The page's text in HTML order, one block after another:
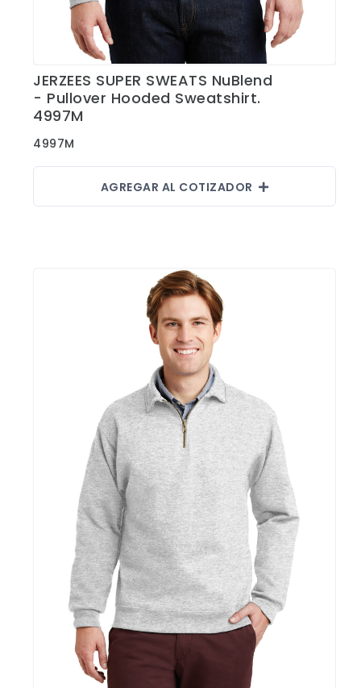
Ver Detalles
JERZEES SUPER SWEATS NuBlend
- Pullover Hooded Sweatshirt.
4997M
4997M
AGREGAR AL COTIZADOR